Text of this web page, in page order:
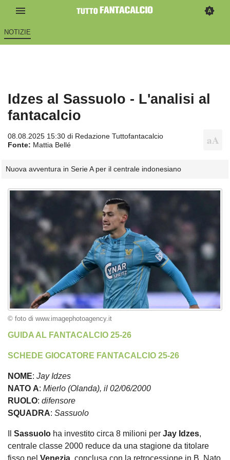
NOTIZIE
Idzes al Sassuolo - L'analisi al
fantacalcio
08.08.2025 15:30 di Redazione Tuttofantacalcio
Fonte: Mattia Bellé
Nuova avventura in Serie A per il centrale indonesiano
© foto di www.imagephotoagency.it
GUIDA AL FANTACALCIO 25-26
SCHEDE GIOCATORE FANTACALCIO 25-26
NOME: Jay Idzes
NATO A: Mierlo (Olanda), il 02/06/2000
RUOLO: difensore
SQUADRA: Sassuolo
Sassuolo ha investito circa 8 milioni per Jay Idzes,
centrale classe 2000 reduce da una stagione da titolare
fisso nel Venezia , conclusa con la retrocessione in B. Nato